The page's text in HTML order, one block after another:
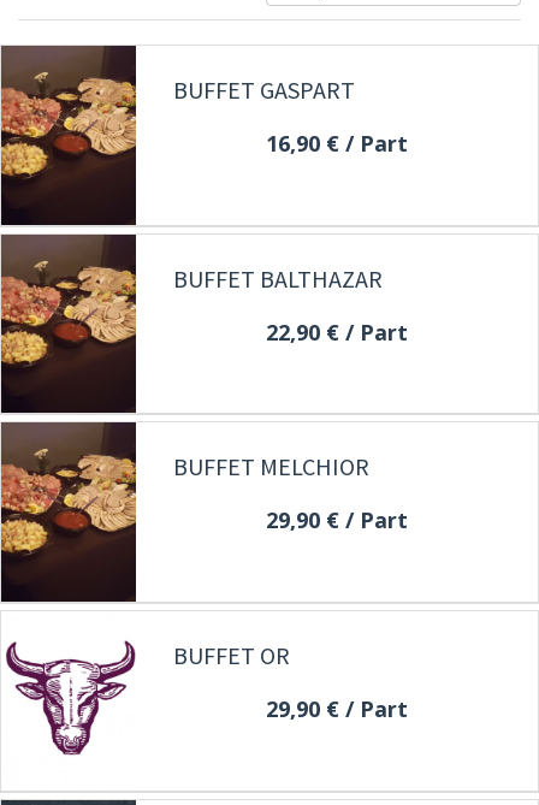
BUFFET GASPART
16,90 €/ Part
BUFFET BALTHAZAR
22,90 €/ Part
BUFFET MELCHIOR
29,90 €/ Part
BUFFET OR
29,90 €/ Part